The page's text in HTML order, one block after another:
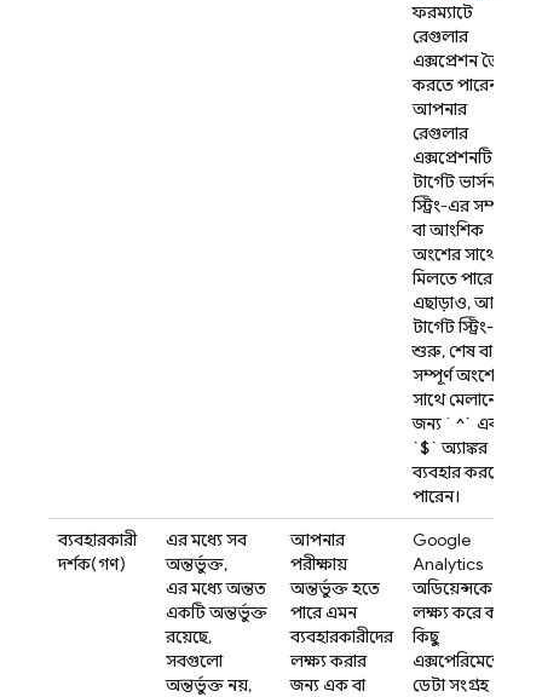
ফরম্যাটে
রেগুলার
এক্সপ্রেশন তৈরি
করতে পারেন।
আপনার
রেগুলার
এক্সপ্রেশনটি
টার্গেট ভার্সন
স্ট্রিং-এর সম্পূর্ণ
বা আংশিক
অংশের সাথে
মিলতে পারে।
এছাড়াও, আপনি
টার্গেট স্ট্রিং-এর
শুরু, শেষ বা
সম্পূর্ণ অংশের
সাথে মেলানোর
জন্য ` ^` এবং
`$` অ্যাঙ্কর
ব্যবহার করতে
পারেন।
ব্যবহারকারী
দর্শক(গণ)
এর মধ্যে সব
অন্তর্ভুক্ত,
এর মধ্যে অন্তত
একটি অন্তর্ভুক্ত
রয়েছে,
সবগুলো
অন্তর্ভুক্ত নয়,
আপনার
পরীক্ষায়
অন্তর্ভুক্ত হতে
পারে এমন
ব্যবহারকারীদের
লক্ষ্য করার
জন্য এক বা
Google
Analytics
অডিয়েন্সকে
লক্ষ্য করে করা
কিছু
এক্সপেরিমেন্টের
ডেটা সংগ্রহ